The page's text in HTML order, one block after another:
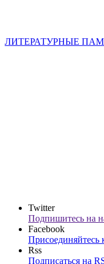
ЛИТЕРАТУРНЫЕ
Twitter
Подпишитесь на
Facebook
Присоединяйтесь
Rss
Подписаться на